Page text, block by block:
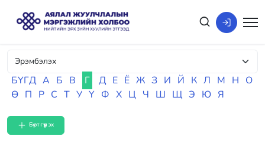
БҮГД А Б В Г Д Е Ё Ж З И Й К Л М Н О
Ө П Р С Т У Ү Ф Х Ц Ч Ш Щ Э Ю Я
Бүртгүүлэх